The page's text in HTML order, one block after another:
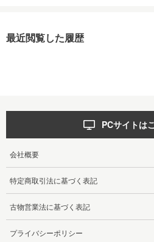
最近閲覧した履歴
PCサイトは
会社概要
特定商取引法に基づく表記
古物営業法に基づく表記
プライバシーポリシー